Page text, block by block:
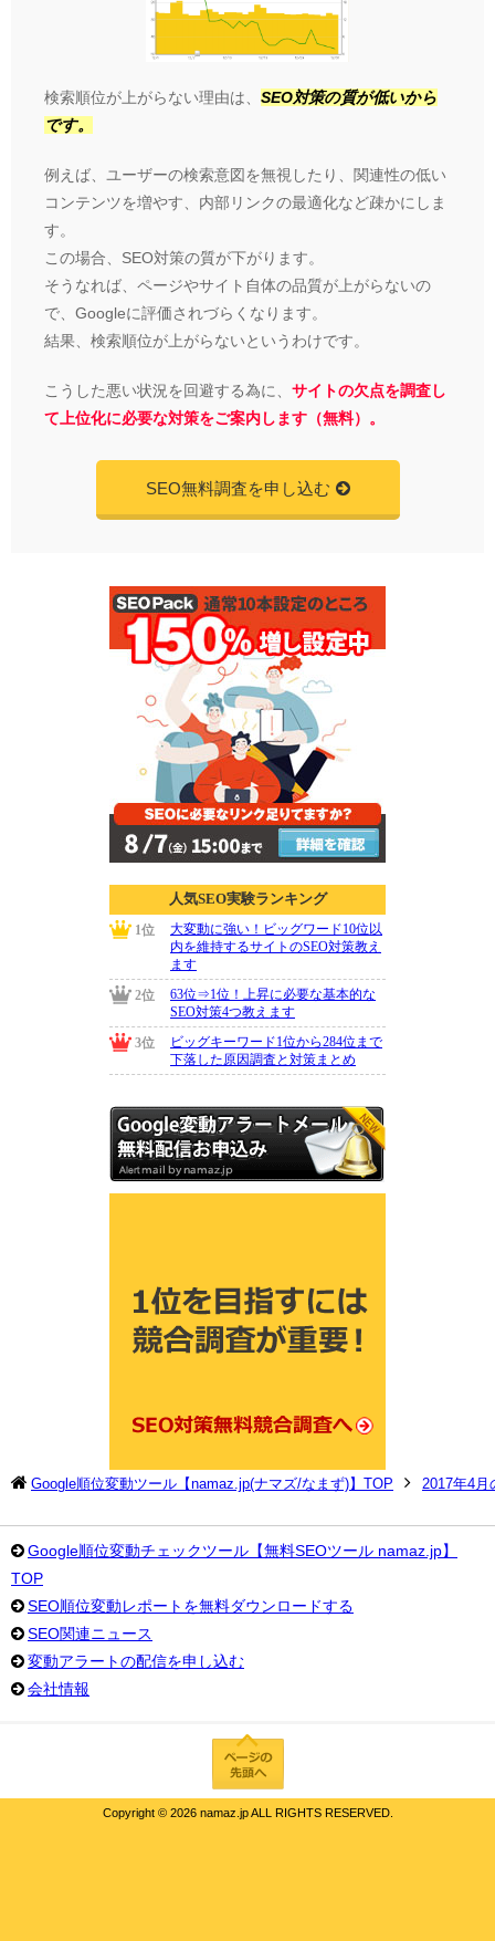
検索順位が上がらない理由は、 SEO対策の質が低いから
です。
例えば、ユーザーの検索意図を無視したり、関連性の低い
コンテンツを増やす、内部リンクの最適化など疎かにしま
す。
この場合、SEO対策の質が下がります。
そうなれば、ページやサイト自体の品質が上がらないの
で、Googleに評価されづらくなります。
結果、検索順位が上がらないというわけです。
こうした悪い状況を回避する為に、 サイトの欠点を調査し
て上位化に必要な対策をご案内します（無料）。
SEO無料調査を申し込む
Google順位変動ツール【namaz.jp(ナマズ/なまず)】TOP 2017年4月
Google順位変動チェックツール【無料SEOツール namaz.jp】
TOP
SEO順位変動レポートを無料ダウンロードする
SEO関連ニュース
変動アラートの配信を申し込む
会社情報
Copyright © 2026 namaz.jp ALL RIGHTS RESERVED.